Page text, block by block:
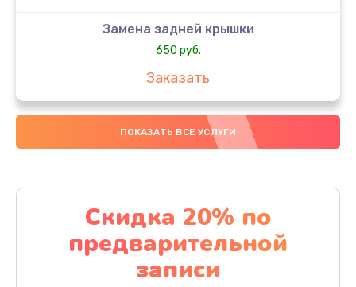
Замена задней крышки
650 руб.
Заказать
Замена аккумулятора
4000 руб.
Замена материнской платы
1100 руб.
Заказать
ПОКАЗАТЬ ВСЕ УСЛУГИ
Скидка 20% по
предварительной
записи